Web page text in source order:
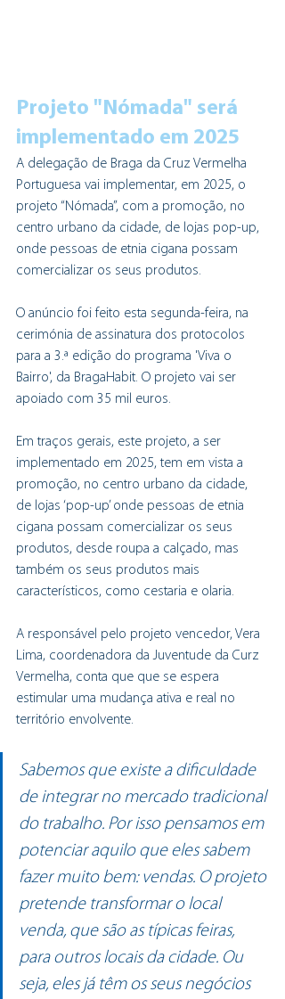
Projeto "Nómada" será
implementado em 2025
A delegação de Braga da Cruz Vermelha
Portuguesa vai implementar, em 2025, o
projeto “Nómada”, com a promoção, no
centro urbano da cidade, de lojas pop-up,
onde pessoas de etnia cigana possam
comercializar os seus produtos.
O anúncio foi feito esta segunda-feira, na
cerimónia de assinatura dos protocolos
para a 3.ª edição do programa 'Viva o
Bairro', da BragaHabit. O projeto vai ser
apoiado com 35 mil euros.
Em traços gerais, este projeto, a ser
implementado em 2025, tem em vista a
promoção, no centro urbano da cidade,
de lojas ‘pop-up’ onde pessoas de etnia
cigana possam comercializar os seus
produtos, desde roupa a calçado, mas
também os seus produtos mais
característicos, como cestaria e olaria.
A responsável pelo projeto vencedor, Vera
Lima, coordenadora da Juventude da Curz
Vermelha, conta que que se espera
estimular uma mudança ativa e real no
território envolvente.
Sabemos que existe a dificuldade
de integrar no mercado tradicional
do trabalho. Por isso pensamos em
potenciar aquilo que eles sabem
fazer muito bem: vendas. O projeto
pretende transformar o local
venda, que são as típicas feiras,
para outros locais da cidade. Ou
seja, eles já têm os seus negócios